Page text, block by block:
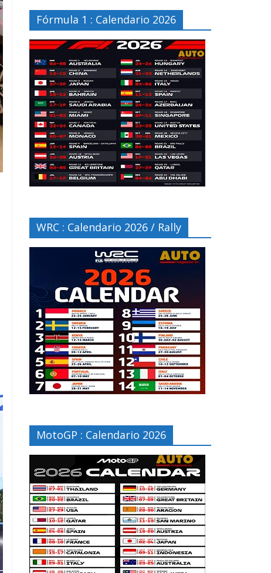
Fórmula 1 : Calendario 2026
WRC : Calendario 2026 / Rally
MotoGP : Calendario 2026